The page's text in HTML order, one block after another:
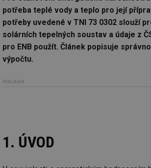
potřeba teplé vody a teplo pro její
potřeby uvedené v TNI 73 0302 slouží
solárních tepelných soustav a údaje z
pro ENB použít. Článek popisuje
výpočtu.
REKLAMA
1. ÚVOD